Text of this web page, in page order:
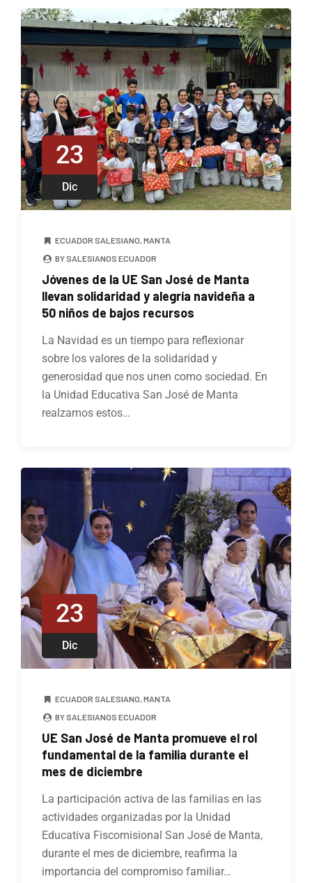
23
Dic
ECUADOR SALESIANO MANTA
BY SALESIANOS ECUADOR
Jóvenes de la UE San José de Manta
llevan solidaridad y alegría navideña a
50 niños de bajos recursos
La Navidad es un tiempo para reflexionar
sobre los valores de la solidaridad y
generosidad que nos unen como sociedad. En
la Unidad Educativa San José de Manta
realzamos estos…
23
Dic
ECUADOR SALESIANO,MANTA
BY SALESIANOS ECUADOR
UE San José de Manta promueve el rol
fundamental de la familia durante el
mes de diciembre
La participación activa de las familias en las
actividades organizadas por la Unidad
Educativa Fiscomisional San José de Manta,
durante el mes de diciembre, reafirma la
importancia del compromiso familiar…